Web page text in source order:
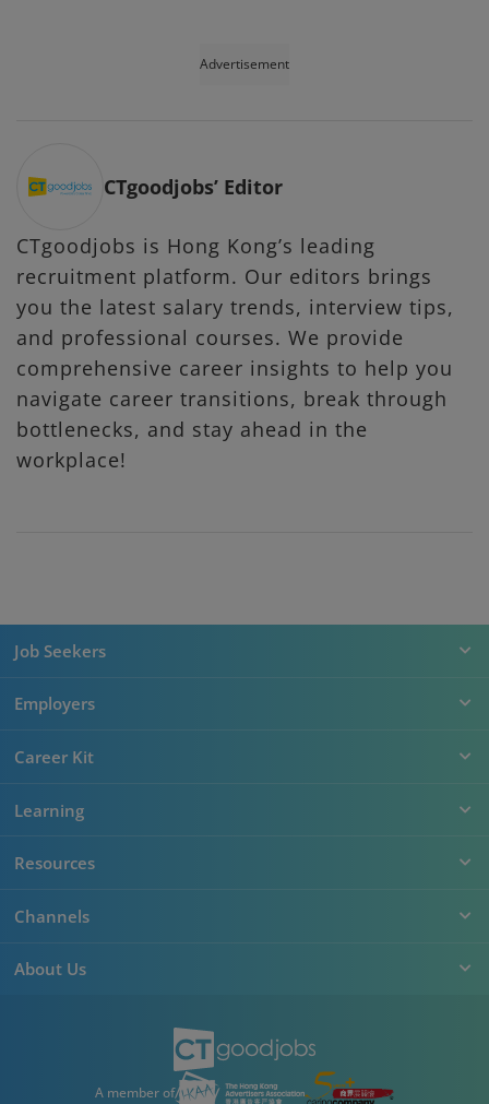
Advertisement
CTgoodjobs’ Editor
CTgoodjobs is Hong Kong’s leading
recruitment platform. Our editors brings
you the latest salary trends, interview tips,
and professional courses. We provide
comprehensive career insights to help you
navigate career transitions, break through
bottlenecks, and stay ahead in the
workplace!
Job Seekers
Employers
Career Kit
Learning
Resources
Channels
About Us
A member of